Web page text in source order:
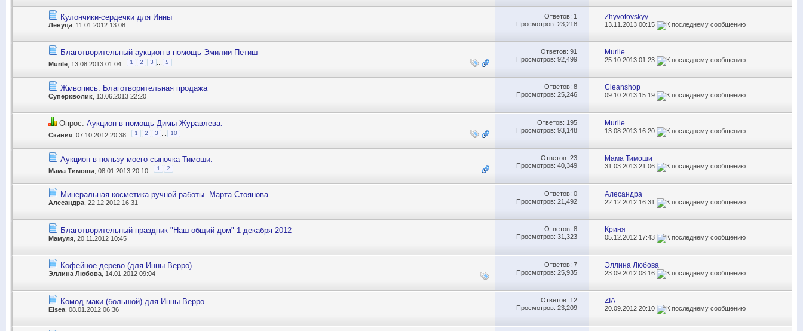
Кулончики-сердечки для Инны
Ленуца , 11.01.2012 13:08
Ответов: 1
Просмотров: 23,218
Zhyvotovskyy
13.11.201300:15
Благотворительный аукцион в помощь Эмилии Петиш
Murile , 13.08.2013 01:04 1 2 3 5
Ответов: 91
Просмотров: 92,499
Murile
25.10.201301:23
Жмвопись. Благотворительная продажа
Суперкволик , 13.06.2013 22:20
Ответов: 8
Просмотров: 25,246
Cleanshop
09.10.201315:19
Опрос: Аукцион в помощь Димы Журавлева.
Скания , 07.10.2012 20:38 1 2 3 10
Ответов: 195
Просмотров: 93,148
Murile
13.08.2013 16:20
Аукцион в пользу моего сыночка Тимоши.
Мама Тимоши , 08.01.2013 20:10 1 2
Ответов: 23
Просмотров: 40,349
Мама Тимоши
31.03.201321:06
Минеральная косметика ручной работы. Марта Стоянова
Алесандра , 22.12.2012 16:31
Ответов: 0
Просмотров: 21,492
Алесандра
22.12.2012 16:31
Благотворительный праздник "Наш общий дом" 1 декабря 2012
Мамуля , 20.11.2012 10:45
Ответов: 8
Просмотров: 31,323
Криня
05.12.2012 17:43
Кофейное дерево (для Инны Верро)
Эллина Любова , 14.01.2012 09:04
Ответов: 7
Просмотров: 25,935
Эллина Любова
23.09.201208:16
Комод маки (большой) для Инны Верро
Elsea , 08.01.2012 06:36
Ответов: 12
Просмотров: 23,209
ZIA
20.09.201220:10